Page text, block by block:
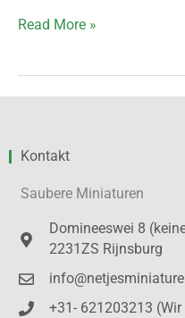
Read More »
Kontakt
Saubere Miniaturen
Domineeswei 8
2231ZS Rijnsburg
+31- 621203213